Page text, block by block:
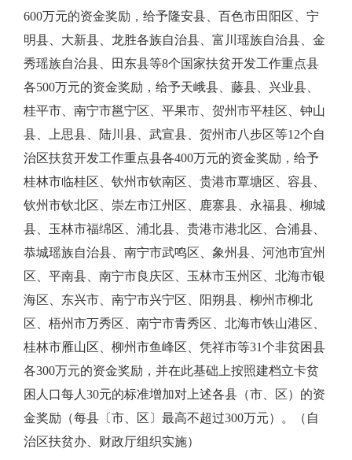
600万元的资金奖励，给予隆安县、百色市田阳区、宁
明县、大新县、龙胜各族自治县、富川瑶族自治县、金
秀瑶族自治县、田东县等8个国家扶贫开发工作重点县
各500万元的资金奖励，给予天峨县、藤县、兴业县、
桂平市、南宁市邕宁区、平果市、贺州市平桂区、钟山
县、上思县、陆川县、武宣县、贺州市八步区等12个自
治区扶贫开发工作重点县各400万元的资金奖励，给予
桂林市临桂区、钦州市钦南区、贵港市覃塘区、容县、
钦州市钦北区、崇左市江州区、鹿寨县、永福县、柳城
县、玉林市福绵区、浦北县、贵港市港北区、合浦县、
恭城瑶族自治县、南宁市武鸣区、象州县、河池市宜州
区、平南县、南宁市良庆区、玉林市玉州区、北海市银
海区、东兴市、南宁市兴宁区、阳朔县、柳州市柳北
区、梧州市万秀区、南宁市青秀区、北海市铁山港区、
桂林市雁山区、柳州市鱼峰区、凭祥市等31个非贫困县
各300万元的资金奖励，并在此基础上按照建档立卡贫
困人口每人30元的标准增加对上述各县（市、区）的资
金奖励（每县〔市、区〕最高不超过300万元）。（自
治区扶贫办、财政厅组织实施）